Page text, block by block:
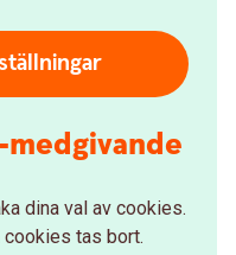
dina val av cookies.
tas bort.